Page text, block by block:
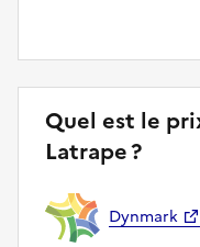
Quel est le
Latrape ?
Dynmark